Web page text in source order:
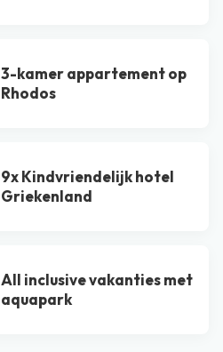
3-kamer appartement op
Rhodos
9x Kindvriendelijk hotel
Griekenland
All inclusive vakanties met
aquapark